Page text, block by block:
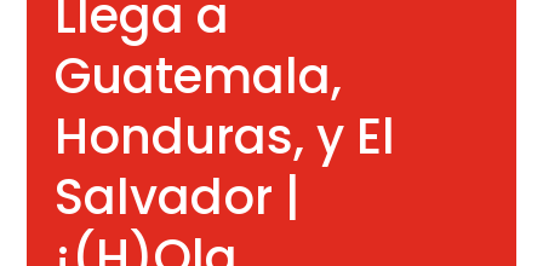
Llega a
Guatemala,
Honduras, y El
Salvador |